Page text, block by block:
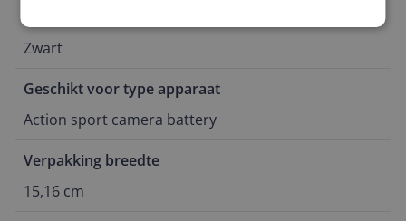
Zwart
Geschikt voor type apparaat
Action sport camera battery
Verpakking breedte
15,16 cm